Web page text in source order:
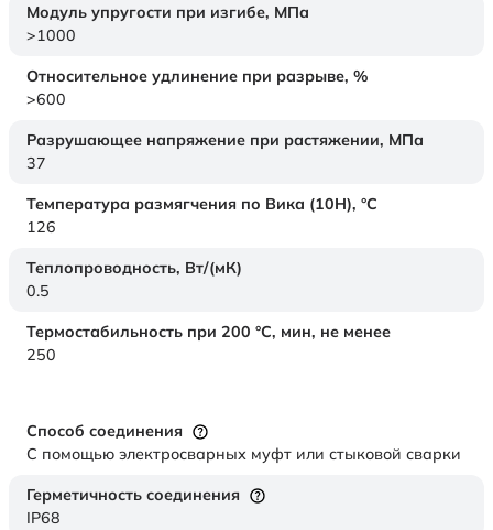
Модуль упругости при изгибе, МПа
>1000
Относительное удлинение при разрыве, %
>600
Разрушающее напряжение при растяжении, МПа
37
Температура размягчения по Вика (10Н), °C
126
Теплопроводность, Вт/(мК)
0.5
Термостабильность при 200 °С, мин, не менее
250
Способ соединения
С помощью электросварных муфт или стыковой сварки
Герметичность соединения
IP68